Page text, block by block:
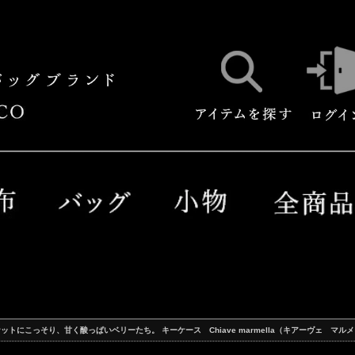
ットにこっそり、甘く酸っぱいベリーたち。 キーケース Chiave marmella（キアーヴェ マルメ